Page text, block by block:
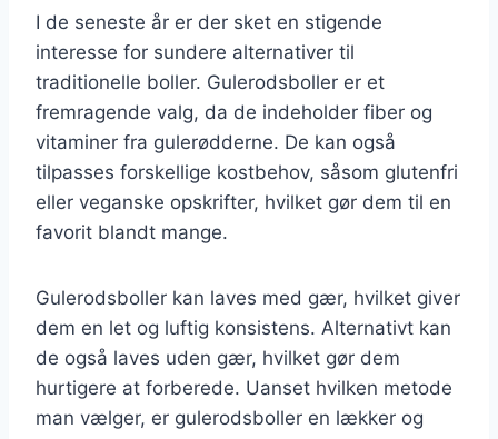
I de seneste år er der sket en stigende
interesse for sundere alternativer til
traditionelle boller. Gulerodsboller er et
fremragende valg, da de indeholder fiber og
vitaminer fra gulerødderne. De kan også
tilpasses forskellige kostbehov, såsom glutenfri
eller veganske opskrifter, hvilket gør dem til en
favorit blandt mange.
Gulerodsboller kan laves med gær, hvilket giver
dem en let og luftig konsistens. Alternativt kan
de også laves uden gær, hvilket gør dem
hurtigere at forberede. Uanset hvilken metode
man vælger, er gulerodsboller en lækker og